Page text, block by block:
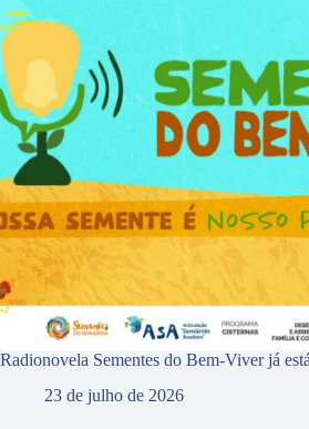
Radionovela Sementes do Bem-Viver já
23 de julho de 2026